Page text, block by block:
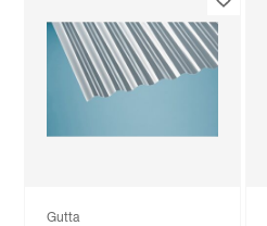
Gutta